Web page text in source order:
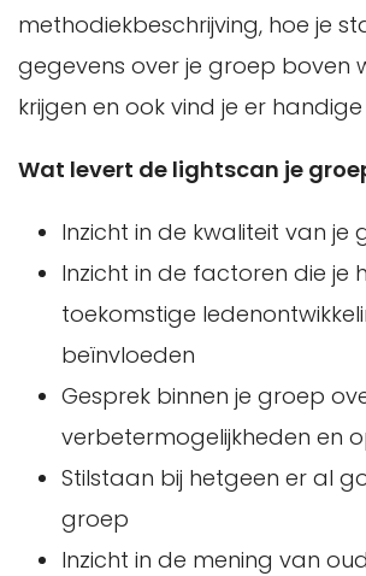
methodiekbeschrijving, hoe je
gegevens over je groep boven
krijgen en ook vind je er
Wat levert de lightscan je
Inzicht in de kwaliteit van je
Inzicht in de factoren die je
toekomstige
beïnvloeden
Gesprek binnen je groep
verbetermogelijkheden en
Stilstaan bij hetgeen er al
groep
Inzicht in de mening van